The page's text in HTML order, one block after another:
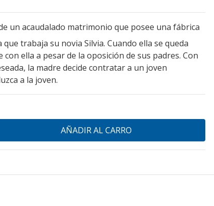
un acaudalado matrimonio que posee una fábrica
trabaja su novia Silvia. Cuando ella se queda
ella a pesar de la oposición de sus padres. Con
la madre decide contratar a un joven
a la joven.